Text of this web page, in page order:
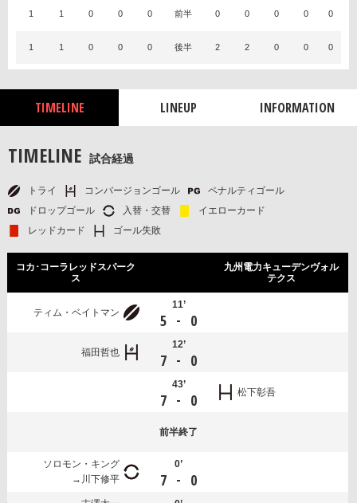
1 1 0 0 0 前半 0 0 0 0 0
1 1 0 0 0 後半 2 2 0 0 0
TIMELINE LINEUP INFORMATION
TIMELINE 試合経過
トライ コンバージョンゴール
ペナルティゴール
ドロップゴール
入替・交替
イエローカード
レッドカード
ゴール失敗
コカ･コーラレッドスパーク
ス
九州電力キューデンヴォル
テクス
ティム・ベイトマン
11’
5 - 0
福田哲也
12’
7 - 0
43’
7 - 0 松下彰吾
前半終了
ソロモン・キング
川下修平
0’
7 - 0